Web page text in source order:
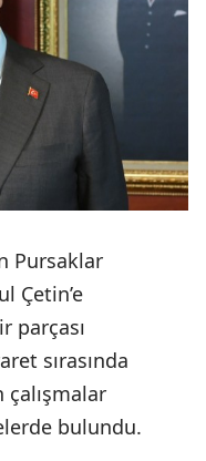
Pursaklar
Çetin’e
parçası
sırasında
bulundu.